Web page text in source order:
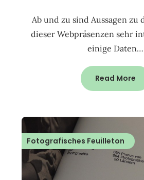
Ab und zu sind Aussagen zu
dieser Webpräsenzen sehr
einige Daten…
Read More
Fotografisches Feuilleton